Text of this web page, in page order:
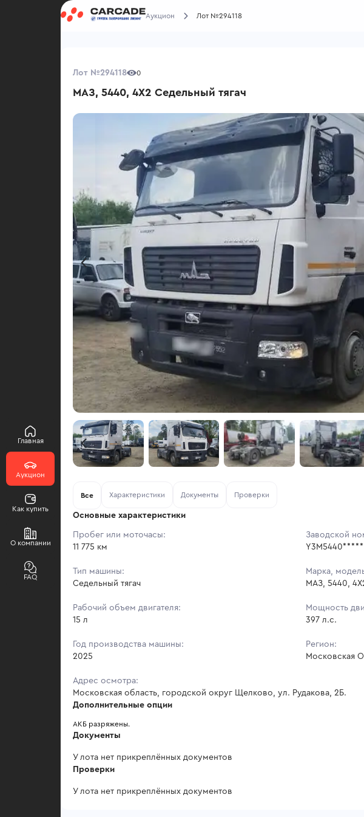
Главная
Аукцион
Как купить
О компании
FAQ
Аукцион Лот №294118
Лот №294118 0
МАЗ, 5440, 4X2 Седельный тягач
Все Характеристики Документы Проверки
Основные характеристики
Пробег или моточасы:
11 775 км
Заводской
Тип машины:
Седельный тягач
Марка,
МАЗ, 5440,
Рабочий объем двигателя:
15 л
Мощность
397 л.с.
Год производства машины:
2025
Регион:
Московская
Адрес осмотра:
Московская область, городской округ Щелково, ул. Рудакова, 2Б.
Дополнительные опции
АКБ разряжены.
Документы
У лота нет прикреплённых документов
Проверки
У лота нет прикреплённых документов